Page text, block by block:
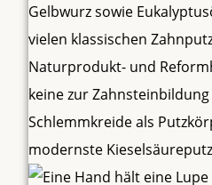
Gelbwurz sowie
vielen klassischen
Naturprodukt- und
keine zur
Schlemmkreide als
modernste